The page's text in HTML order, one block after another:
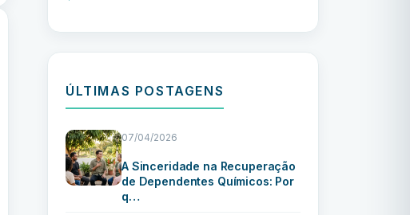
ÚLTIMAS POSTAGENS
07/04/2026
A Sinceridade na Recuperação
de Dependentes Químicos: Por
q…